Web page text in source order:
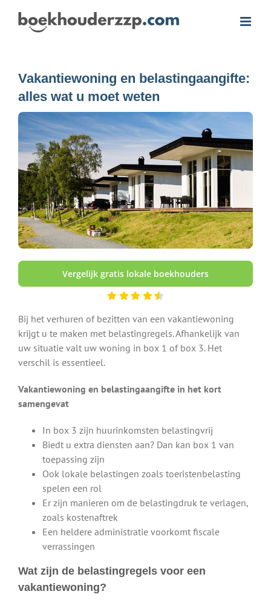
Vakantiewoning en belastingaangifte:
alles wat u moet weten
Vergelijk gratis lokale boekhouders
Bij het verhuren of bezitten van een vakantiewoning
krijgt u te maken met belastingregels. Afhankelijk van
uw situatie valt uw woning in box 1 of box 3. Het
verschil is essentieel.
Vakantiewoning en belastingaangifte in het kort
samengevat
In box 3 zijn huurinkomsten belastingvrij
Biedt u extra diensten aan? Dan kan box 1 van
toepassing zijn
Ook lokale belastingen zoals toeristenbelasting
spelen een rol
Er zijn manieren om de belastingdruk te verlagen,
zoals kostenaftrek
Een heldere administratie voorkomt fiscale
verrassingen
Wat zijn de belastingregels voor een
vakantiewoning?